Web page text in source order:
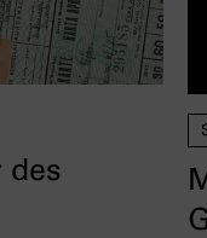
des